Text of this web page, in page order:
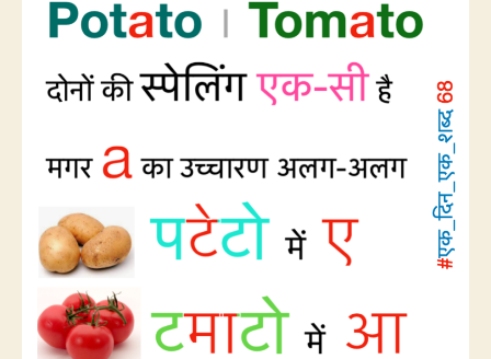
बोलेंगे
पटेटो,
Tomato
को
टमाटो